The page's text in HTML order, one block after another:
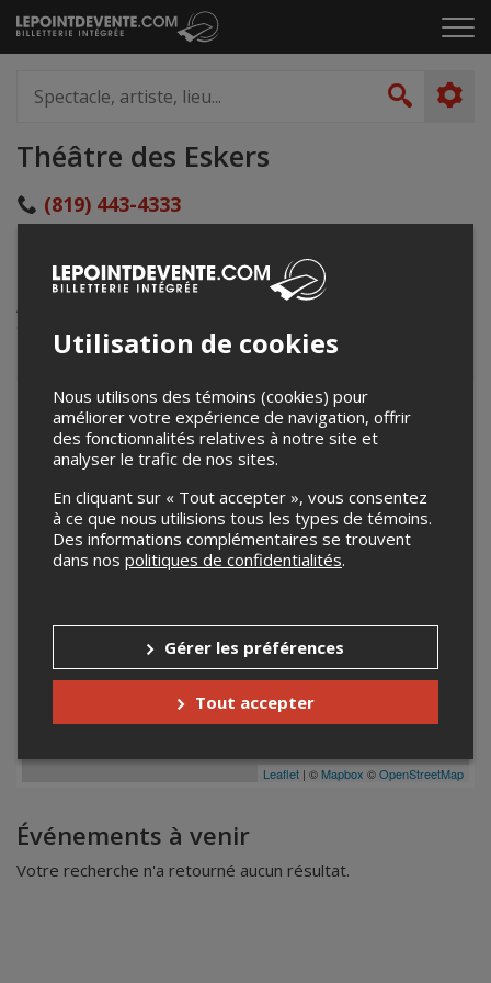
Passer
au
le
artiste,
lieu...
Théâtre des Eskers
(819) 443-4333
182, 1ère rue Est
Amos, QC
+
−
Leaflet | © Mapbox ©OpenStreetMap
Événements à venir
Votre recherche n'a retourné aucun résultat.
Utilisation de cookies
Nous utilisons des témoins (cookies) pour
améliorer votre expérience de navigation, offrir
des fonctionnalités relatives à notre site et
analyser le trafic de nos sites.
En cliquant sur « Tout accepter », vous consentez
à ce que nous utilisions tous les types de témoins.
Des informations complémentaires se trouvent
dans nos politiques de confidentialités.
Gérer les préférences
Tout accepter